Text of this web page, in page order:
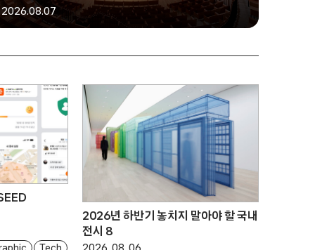
2026.08.07
Tech
2026년 하반기 놓치지 말아야 할 국내
전시 8
2026. 08. 06